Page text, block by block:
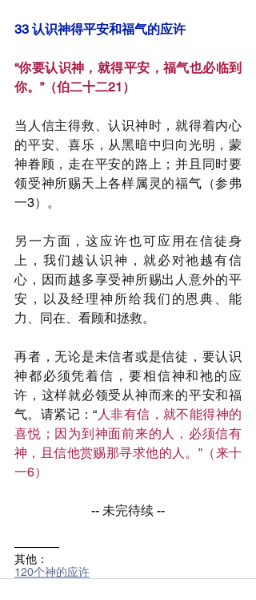
33 认识神得平安和福气的应许
“你要认识神，就得平安，福气也必临到
你。”（伯二十二21）
当人信主得救、认识神时，就得着内心
的平安、喜乐，从黑暗中归向光明，蒙
神眷顾，走在平安的路上；并且同时要
领受神所赐天上各样属灵的福气（参弗
一3）。
另一方面，这应许也可应用在信徒身
上，我们越认识神，就必对祂越有信
心，因而越多享受神所赐出人意外的平
安，以及经理神所给我们的恩典、能
力、同在、看顾和拯救。
再者，无论是未信者或是信徒，要认识
神都必须凭着信，要相信神和祂的应
许，这样就必领受从神而来的平安和福
气。请紧记：“人非有信，就不能得神的
喜悦；因为到神面前来的人，必须信有
神，且信他赏赐那寻求他的人。”（来十
一6）
-- 未完待续 --
————
其他：
120个神的应许